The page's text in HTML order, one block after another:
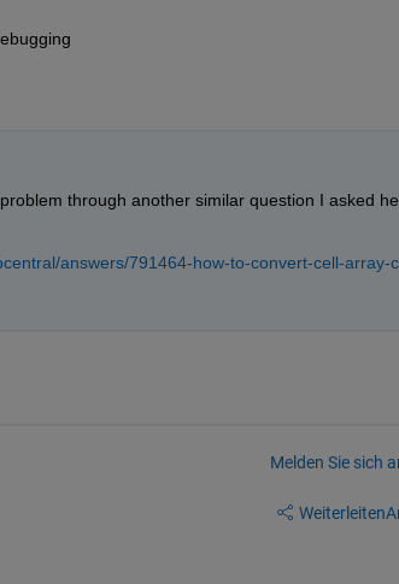
through another similar question I asked
answers/791464-how-to-convert-cell-array-
Melden Sie sich
Weiterleiten